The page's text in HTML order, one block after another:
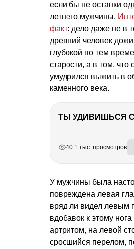
если бы не останки
летнего мужчины.
факт: дело даже не в
древний человек
глубокой по тем
старости, а в том, что
умудрился выжить в
каменного века.
40.1 тыс. просмотров
У мужчины была
повреждена левая
вряд ли видел левым
вдобавок к этому
артритом, на левой
сросшийся перелом,